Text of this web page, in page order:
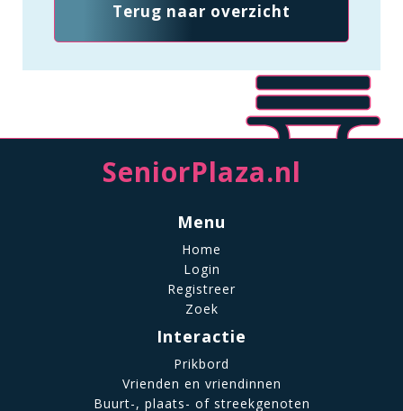
Terug naar overzicht
SeniorPlaza.nl
Menu
Home
Login
Registreer
Zoek
Interactie
Prikbord
Vrienden en vriendinnen
Buurt-, plaats- of streekgenoten